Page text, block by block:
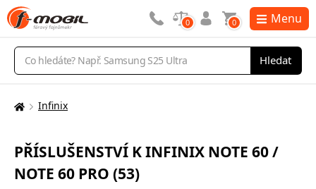
Vyhledávání
Hledat
0 0 Menu
Zde
nacházíte:
Infinix
PŘÍSLUŠENSTVÍ K INFINIX NOTE 60 /
NOTE 60 PRO (53)